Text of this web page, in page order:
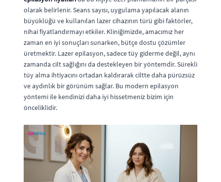
olarak belirlenir. Seans sayısı, uygulama yapılacak alanın
büyüklüğü ve kullanılan lazer cihazının türü gibi faktörler,
nihai fiyatlandırmayı etkiler. Kliniğimizde, amacımız her
zaman en iyi sonuçları sunarken, bütçe dostu çözümler
üretmektir. Lazer epilasyon, sadece tüy giderme değil, aynı
zamanda cilt sağlığını da destekleyen bir yöntemdir. Sürekli
tüy alma ihtiyacını ortadan kaldırarak ciltte daha pürüzsüz
ve aydınlık bir görünüm sağlar. Bu modern epilasyon
yöntemi ile kendinizi daha iyi hissetmeniz bizim için
önceliklidir.